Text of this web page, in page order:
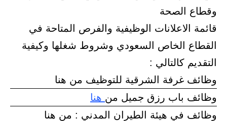
وقطاع الصحة
قائمة الاعلانات الوظيفية والفرص المتاحة في
القطاع الخاص السعودي وشروط شغلها وكيفية
التقديم كالتالي :
وظائف غرفة الشرقية للتوظيف من هنا
وظائف باب رزق جميل من هنا
وظائف في هيئة الطيران المدني : من هنا